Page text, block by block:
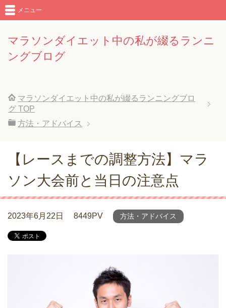
マラソンダイエット中の私が綴るランニ
ングブログ
メニュー
マラソンダイエット中の私が綴るランニングブロ
グ TOP
方法・アドバイス
【レースまでの調整方法】マラ
ソン大会前と当日の注意点
2023年6月22日 8449PV 方法・アドバイス